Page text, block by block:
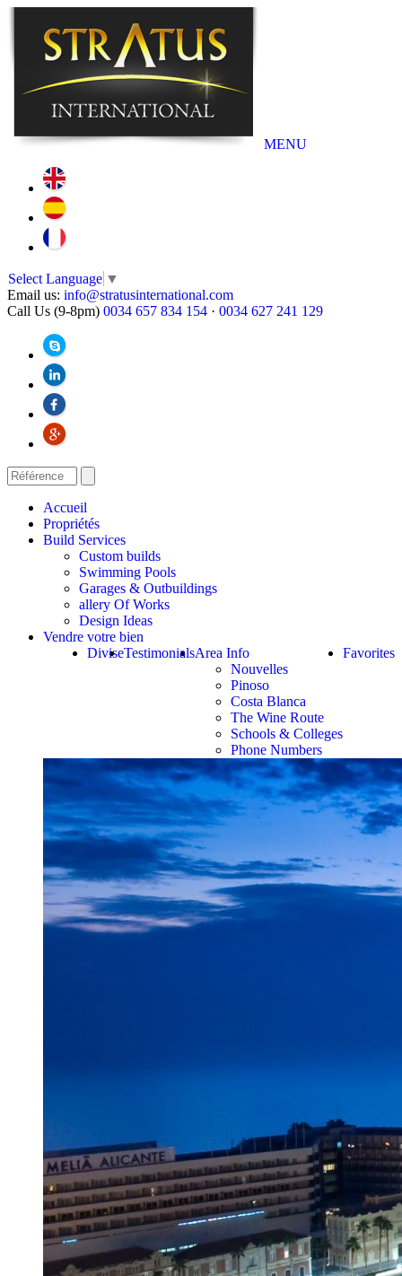
MENU
Select Language ▼
Email us: info@stratusinternational.com
Call Us (9-8pm) 0034 657 834 154 · 0034 627 241 129
Accueil
Propriétés
Build Services
Custom builds
Swimming Pools
Garages & Outbuildings
allery Of Works
Design Ideas
Vendre votre bien
Favorites
Area Info
Nouvelles
Pinoso
Costa Blanca
The Wine Route
Schools & Colleges
Phone Numbers
Testimonials
Divise